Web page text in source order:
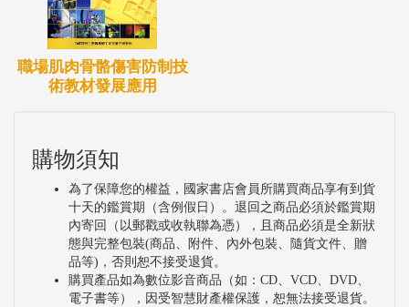
職場肌肉骨骼傷害防制技
術教材發展應用
購物須知
為了保障您的權益，國家書店會員所購買商品享有到貨
十天的鑑賞期（含例假日）。退回之商品必須於鑑賞期
內寄回（以郵戳或收執聯為憑），且商品必須是全新狀
態與完整包裝(商品、附件、內外包裝、隨貨文件、贈
品等)，否則恕不接受退貨。
購買產品如為數位影音商品（如：CD、VCD、DVD、
電子書等），因受智慧財產權保護，恕無法接受退貨。